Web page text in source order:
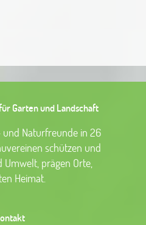
Garten und Landschaft
Naturfreunde in 26
schützen und
prägen Orte,
Heimat.